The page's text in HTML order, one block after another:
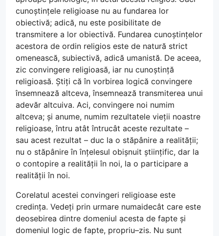
cunoștințele religioase nu au fundarea lor
obiectivă; adică, nu este posibilitate de
transmitere a lor obiectivă. Fundarea cunoștințelor
acestora de ordin religios este de natură strict
omenească, subiectivă, adică umanistă. De aceea,
zic convingere religioasă, iar nu cunoștință
religioasă. Știți că în vorbirea logică convingere
însemnează altceva, însemnează transmiterea unui
adevăr altcuiva. Aci, convingere noi numim
altceva; și anume, numim rezultatele vieții noastre
religioase, întru atât întrucât aceste rezultate –
sau acest rezultat – duc la o stăpânire a realității;
nu o stăpânire în înțelesul obișnuit științific, dar la
o contopire a realității în noi, la o participare a
realității în noi.
Corelatul acestei convingeri religioase este
credința. Vedeți prin urmare numaidecât care este
deosebirea dintre domeniul acesta de fapte și
domeniul logic de fapte, propriu–zis. Nu sunt